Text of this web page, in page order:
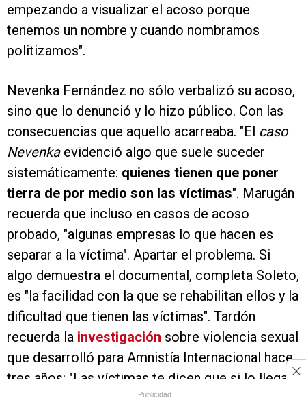
empezando a visualizar el acoso porque
tenemos un nombre y cuando nombramos
politizamos".
Nevenka Fernández no sólo verbalizó su acoso,
sino que lo denunció y lo hizo público. Con las
consecuencias que aquello acarreaba. "El caso
Nevenka evidenció algo que suele suceder
sistemáticamente: quienes tienen que poner
tierra de por medio son las víctimas". Marugán
recuerda que incluso en casos de acoso
probado, "algunas empresas lo que hacen es
separar a la víctima". Apartar el problema. Si
algo demuestra el documental, completa Soleto,
es "la facilidad con la que se rehabilitan ellos y la
dificultad que tienen las víctimas". Tardón
recuerda la investigación sobre violencia sexual
que desarrolló para Amnistía Internacional hace
tres años: "Las víctimas te dicen que si lo llegan
a saber no hubieran denunciado. No existe
Publicidad